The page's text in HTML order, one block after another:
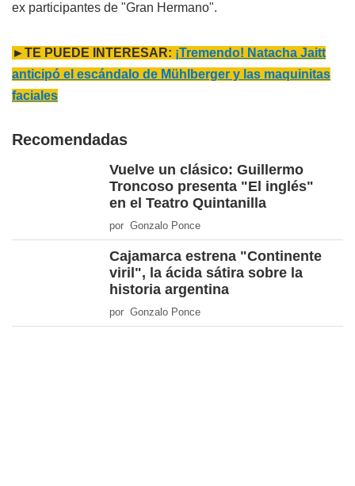
ex participantes de "Gran Hermano".
►TE PUEDE INTERESAR: ¡Tremendo! Natacha Jaitt
anticipó el escándalo de Mühlberger y las maquinitas
faciales
Recomendadas
Vuelve un clásico: Guillermo
Troncoso presenta "El inglés"
en el Teatro Quintanilla
por Gonzalo Ponce
Cajamarca estrena "Continente
viril", la ácida sátira sobre la
historia argentina
por Gonzalo Ponce